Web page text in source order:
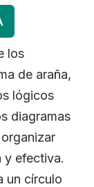
los
de araña,
lógicos
diagramas
y efectiva.
un círculo